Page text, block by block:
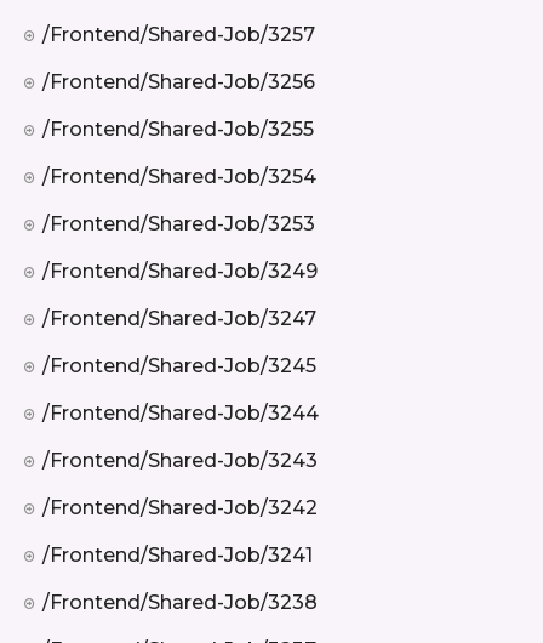
/frontend/shared-Job/3257
/frontend/shared-Job/3256
/frontend/shared-Job/3255
/frontend/shared-Job/3254
/frontend/shared-Job/3253
/frontend/shared-Job/3249
/frontend/shared-Job/3247
/frontend/shared-Job/3245
/frontend/shared-Job/3244
/frontend/shared-Job/3243
/frontend/shared-Job/3242
/frontend/shared-Job/3241
/frontend/shared-Job/3238